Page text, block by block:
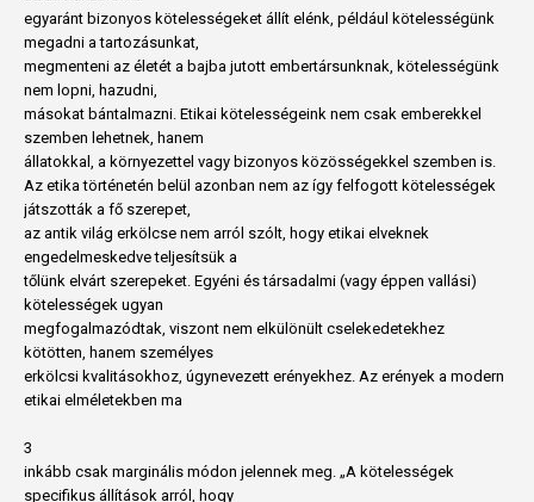
egyaránt bizonyos kötelességeket állít elénk, például kötelességünk
megadni a tartozásunkat,
megmenteni az életét a bajba jutott embertársunknak, kötelességünk
nem lopni, hazudni,
másokat bántalmazni. Etikai kötelességeink nem csak emberekkel
szemben lehetnek, hanem
állatokkal, a környezettel vagy bizonyos közösségekkel szemben is.
Az etika történetén belül azonban nem az így felfogott kötelességek
játszották a fő szerepet,
az antik világ erkölcse nem arról szólt, hogy etikai elveknek
engedelmeskedve teljesítsük a
tőlünk elvárt szerepeket. Egyéni és társadalmi (vagy éppen vallási)
kötelességek ugyan
megfogalmazódtak, viszont nem elkülönült cselekedetekhez
kötötten, hanem személyes
erkölcsi kvalitásokhoz, úgynevezett erényekhez. Az erények a modern
etikai elméletekben ma
3
inkább csak marginális módon jelennek meg. „A kötelességek
specifikus állítások arról, hogy